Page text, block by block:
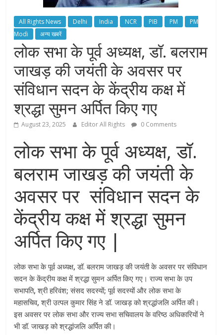
All Rights News Delhi India NCR PIB PM
PM
Modi
अन्य खबरें
लोक सभा के पूर्व अध्यक्ष, डॉ. बलराम
जाखड़ की जयंती के अवसर पर
संविधान सदन के केंद्रीय कक्ष में
श्रद्धा सुमन अर्पित किए गए
August 23, 2025 Editor All Rights 0 Comments
लोक सभा के पूर्व अध्यक्ष, डॉ.
बलराम जाखड़ की जयंती के
अवसर पर संविधान सदन के
केंद्रीय कक्ष में श्रद्धा सुमन
अर्पित किए गए |
लोक सभा के पूर्व अध्यक्ष,डॉ. बलराम जाखड़ की जयंती के अवसर पर संविधान
सदन के केंद्रीय कक्ष में श्रद्धा सुमन अर्पित किए गए। राज्य सभा के उप
सभापति,श्री हरिवंश;संसद सदस्यों;पूर्व सदस्यों और लोक सभा के
महासचिव,श्री उत्पल कुमार सिंह ने डॉ. जाखड़ को श्रद्धांजलि अर्पित की।
इस अवसर पर लोक सभा और राज्य सभा सचिवालय के वरिष्ठ अधिकारियों ने
भी डॉ. जाखड़ को श्रद्धांजलि अर्पित की।